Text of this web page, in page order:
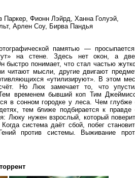
Фионн Лэйрд, Ханна Голуэй,
Арлен Соу, Бирва Пандья
памятью —
на стене. Здесь нет окон, а
быстро понимает, что стал частью
читают мысли, другие двигают
«утилизируют». В этом
Но Люк замечает то, что
временем бывший коп Тим
в сонном городке у леса. Чем глубже
тем ближе подбирается к правде
Люку нужен взрослый, который
система даёт сбой, побег
против системы. Выживание